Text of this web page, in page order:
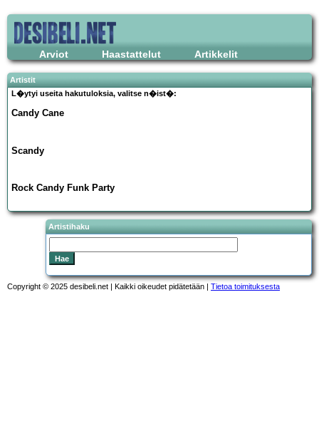
Arviot Haastattelut Artikkelit
Artistit
L�ytyi useita hakutuloksia, valitse n�ist�:
Candy Cane
Scandy
Rock Candy Funk Party
Artistihaku
Copyright © 2025 desibeli.net | Kaikki oikeudet pidätetään | Tietoa toimituksesta